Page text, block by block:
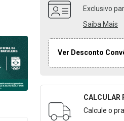
Exclusivo
Saiba Mais
Ver Desconto
Formulário
CALCULAR
Calcule o